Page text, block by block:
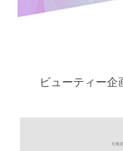
ビューティー企